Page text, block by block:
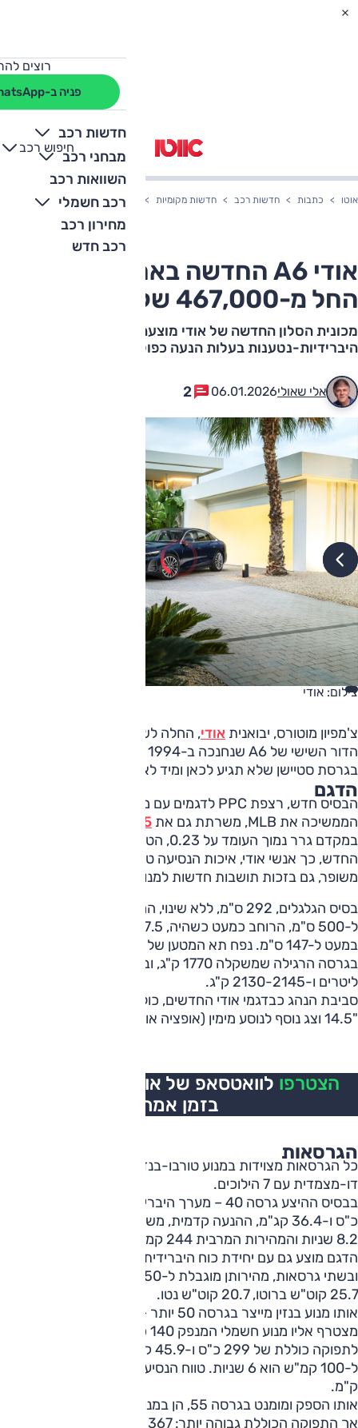
רוצים
פניה ב-WhatsApp
חדשות רכב
מבחני רכב
השוואות רכב
רכב חשמלי
מחירון רכב
רכב חדש
חיפוש רכב
+
-
אוטו כתבות חדשות רכב חדשות מקומיות אודי A6 החדשה בארץ – המחיר החל מ-467,000 שקלים
אודי A6 החדשה בארץ – המחיר
החל מ-467,000 שקלים
מכונית הסלון החדשה של אודי מוצעת גם בגרסאות
היברידיות-נטענות בעלות הנעה כפולה
אלי שאולי06.01.2026
2
צילום: אודי
צ'מפיון מוטורס, יבואנית אודי, החלה לשווק את מכונית הסלון
בגרסת סטיישן שלא תגיע לכאן ומיד לאחריה במרכב סדאן.
הדגם
הבסיס חדש, רצפת PPC לדגמים עם מנועי בעירה פנימית
הממשיכה את MLB, משרתת גם את
A5
במקדם גרר נמוך העומד על 0.23, הטוב של אודי עד כה. בדגם
החדש, כך אנשי אודי, איכות הנסיעה טובה יותר עם בידוד רעשים
משופר, גם בזכות תושבות חדשות למנוע ולתיבה.
ליטרים ו-2130-2145 ק"ג.
סביבת הנהג כבדגמי אודי החדשים, כוללת לוח מחוונים מוקרן, צג
"14.5 וצג נוסף לנוסע מימין (אופציה או תקני בגרסה הבכירה).
הצטרפו לוואטסאפ של אוטו, כל העדכונים
בזמן אמת
הגרסאות
דו-מצמדית עם 7 הילוכים.
8.2 שניות והמהירות המרבית 244 קמ״ש.
הדגם מוצע גם עם יחידת כוח היברידית-נטענת בהנעה כפולה
25.7 קוט"ש ברוטו, 20.7 קוט"ש נטו.
לתפוקה כוללת של 299 כ"ס ו-45.9 קג"מ, ומשך ההאצה
ק"מ.
אותו הספק ומומנט בגרסה 55, הן במנוע הבנזין והן בזה החשמלי,